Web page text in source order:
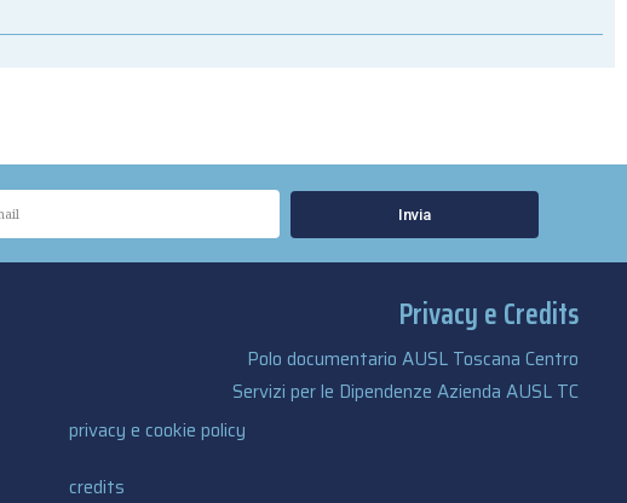
Invia
Privacy e Credits
Polo documentario AUSL Toscana Centro
Servizi per le Dipendenze Azienda AUSL TC
privacy e cookie policy
credits